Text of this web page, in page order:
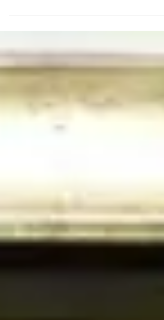
le designer humano-centré adopte une posture
particulière appelée “le regard du débutant